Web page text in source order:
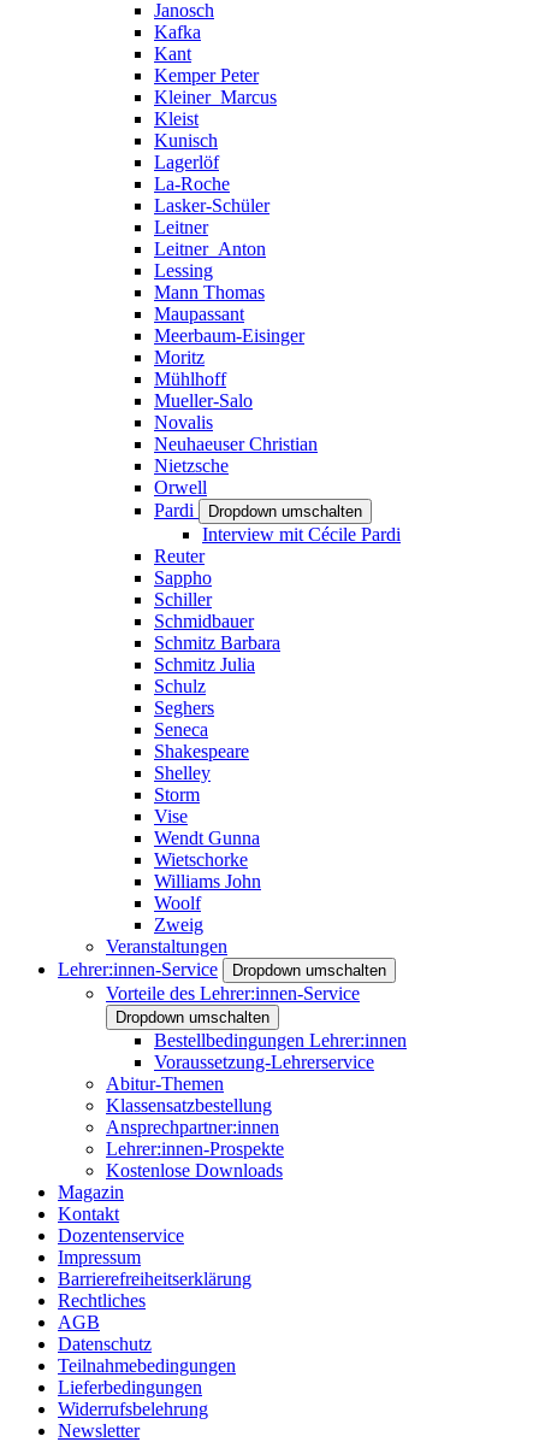
Janosch
Kafka
Kant
Kemper Peter
Kleiner_Marcus
Kleist
Kunisch
Lagerlöf
La-Roche
Lasker-Schüler
Leitner
Leitner_Anton
Lessing
Mann Thomas
Maupassant
Meerbaum-Eisinger
Moritz
Mühlhoff
Mueller-Salo
Novalis
Neuhaeuser Christian
Nietzsche
Orwell
Pardi
Dropdown umschalten
Interview mit Cécile Pardi
Reuter
Sappho
Schiller
Schmidbauer
Schmitz Barbara
Schmitz Julia
Schulz
Seghers
Seneca
Shakespeare
Shelley
Storm
Vise
Wendt Gunna
Wietschorke
Williams John
Woolf
Zweig
Veranstaltungen
Lehrer:innen-Service
Dropdown umschalten
Vorteile des Lehrer:innen-Service
Dropdown umschalten
Bestellbedingungen Lehrer:innen
Voraussetzung-Lehrerservice
Abitur-Themen
Klassensatzbestellung
Ansprechpartner:innen
Lehrer:innen-Prospekte
Kostenlose Downloads
Magazin
Kontakt
Dozentenservice
Impressum
Barrierefreiheitserklärung
Rechtliches
AGB
Datenschutz
Teilnahmebedingungen
Lieferbedingungen
Widerrufsbelehrung
Newsletter